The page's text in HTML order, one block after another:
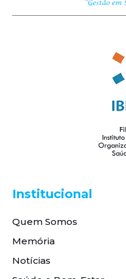
Institucional
Quem Somos
Memória
Notícias